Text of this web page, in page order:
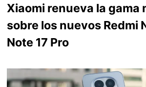
Xiaomi renueva la gama
sobre los nuevos Redmi
Note 17 Pro